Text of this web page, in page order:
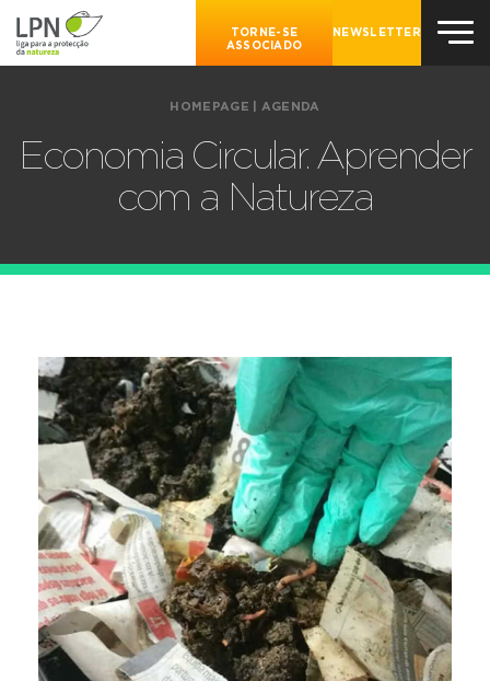
TORNE-SE
ASSOCIADO
NEWSLETTER
HOMEPAGE AGENDA
Economia Circular. Aprender
com a Natureza